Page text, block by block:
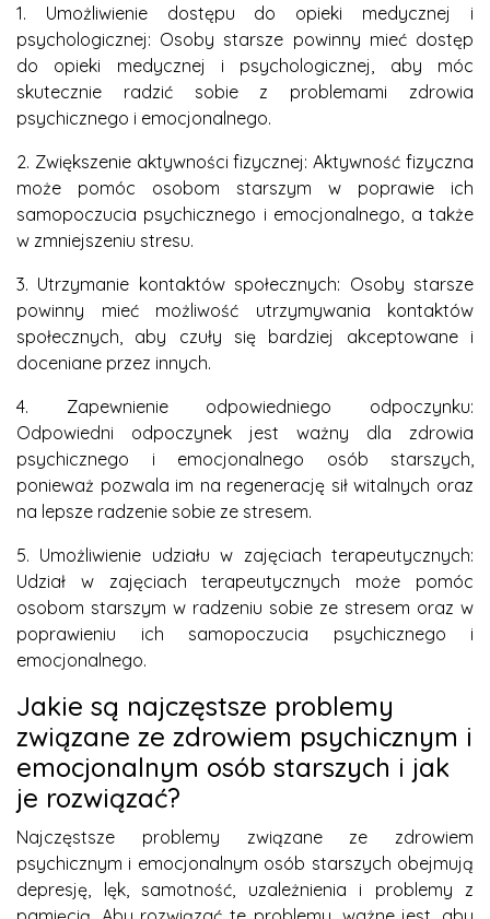
1. Umożliwienie dostępu do opieki medycznej i
psychologicznej: Osoby starsze powinny mieć dostęp
do opieki medycznej i psychologicznej, aby móc
skutecznie radzić sobie z problemami zdrowia
psychicznego i emocjonalnego.
2. Zwiększenie aktywności fizycznej: Aktywność fizyczna
może pomóc osobom starszym w poprawie ich
samopoczucia psychicznego i emocjonalnego, a także
w zmniejszeniu stresu.
3. Utrzymanie kontaktów społecznych: Osoby starsze
powinny mieć możliwość utrzymywania kontaktów
społecznych, aby czuły się bardziej akceptowane i
doceniane przez innych.
4. Zapewnienie odpowiedniego odpoczynku:
Odpowiedni odpoczynek jest ważny dla zdrowia
psychicznego i emocjonalnego osób starszych,
ponieważ pozwala im na regenerację sił witalnych oraz
na lepsze radzenie sobie ze stresem.
5. Umożliwienie udziału w zajęciach terapeutycznych:
Udział w zajęciach terapeutycznych może pomóc
osobom starszym w radzeniu sobie ze stresem oraz w
poprawieniu ich samopoczucia psychicznego i
emocjonalnego.
Jakie są najczęstsze problemy
związane ze zdrowiem psychicznym i
emocjonalnym osób starszych i jak
je rozwiązać?
Najczęstsze problemy związane ze zdrowiem
psychicznym i emocjonalnym osób starszych obejmują
depresję, lęk, samotność, uzależnienia i problemy z